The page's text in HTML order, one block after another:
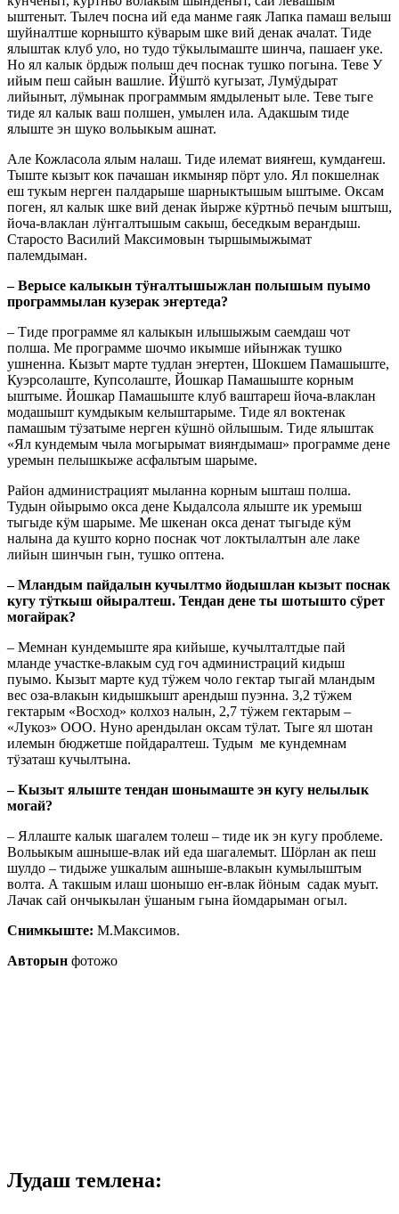
ыштеныт. Тылеч посна ий еда манме гаяк Лапка памаш велыш
шуйналтше корнышто кӱварым шке вий денак ачалат. Тиде
ялыштак клуб уло, но тудо тӱкылымаште шинча, пашаеҥ уке.
Но ял калык ӧрдыж полыш деч поснак тушко погына. Теве У
ийым пеш сайын вашлие. Йӱштӧ кугызат, Лумӱдырат
лийыныт, лӱмынак программым ямдыленыт ыле. Теве тыге
тиде ял калык ваш полшен, умылен ила. Адакшым тиде
ялыште эн шуко вольыкым ашнат.
Але Кожласола ялым налаш. Тиде илемат вияҥеш, кумдаҥеш.
Тыште кызыт кок пачашан икмыняр пӧрт уло. Ял покшелнак
еш тукым нерген палдарыше шарныктышым ыштыме. Оксам
поген, ял калык шке вий денак йырже кӱртньӧ печым ыштыш,
йоча-влаклан лӱҥгалтышым сакыш, беседкым вераҥдыш.
Старосто Василий Максимовын тыршымыжымат
палемдыман.
– Верысе калыкын тӱҥалтышыжлан полышым пуымо
программылан кузерак эҥертеда?
– Тиде программе ял калыкын илышыжым саемдаш чот
полша. Ме программе шочмо икымше ийынжак тушко
ушненна. Кызыт марте тудлан эҥертен, Шокшем Памашыште,
Куэрсолаште, Купсолаште, Йошкар Памашыште корным
ыштыме. Йошкар Памашыште клуб ваштареш йоча-влаклан
модашышт кумдыкым келыштарыме. Тиде ял воктенак
памашым тӱзатыме нерген кӱшнӧ ойлышым. Тиде ялыштак
«Ял кундемым чыла могырымат вияҥдымаш» программе дене
уремын пелышкыже асфальтым шарыме.
Район администрацият мыланна корным ышташ полша.
Тудын ойырымо окса дене Кыдалсола ялыште ик уремыш
тыгыде кӱм шарыме. Ме шкенан окса денат тыгыде кӱм
налына да кушто корно поснак чот локтылалтын але лаке
лийын шинчын гын, тушко оптена.
– Мландым пайдалын кучылтмо йодышлан кызыт поснак
кугу тӱткыш ойыралтеш. Тендан дене ты шотышто сӱрет
могайрак?
– Мемнан кундемыште яра кийыше, кучылталтдые пай
мланде участке-влакым суд гоч администраций кидыш
пуымо. Кызыт марте куд тӱжем чоло гектар тыгай мландым
вес оза-влакын кидышкышт арендыш пуэнна. 3,2 тӱжем
гектарым «Восход» колхоз налын, 2,7 тӱжем гектарым –
«Лукоз» ООО. Нуно арендылан оксам тӱлат. Тыге ял шотан
илемын бюджетше пойдаралтеш. Тудым ме кундемнам
тӱзаташ кучылтына.
– Кызыт ялыште тендан шонымаште эн кугу нелылык
могай?
– Яллаште калык шагалем толеш – тиде ик эн кугу проблеме.
Вольыкым ашныше-влак ий еда шагалемыт. Шӧрлан ак пеш
шулдо – тидыже ушкалым ашныше-влакын кумылыштым
волта. А такшым илаш шонышо еҥ-влак йӧным садак муыт.
Лачак сай ончыкылан ӱшаным гына йомдарыман огыл.
Снимкыште: М.Максимов.
Авторын фотожо
Лудаш темлена: